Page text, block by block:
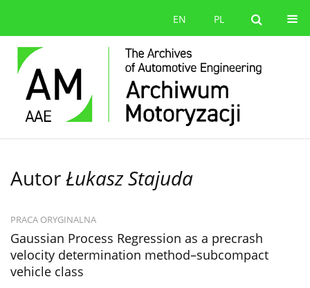
PL
EN
AutorŁukasz Stajuda
PRACA ORYGINALNA
Gaussian Process Regression as a precrash
velocity determination method–subcompact
vehicle class